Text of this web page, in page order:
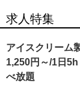
求人特集
アイスクリーム
1,250円～/1日
べ放題